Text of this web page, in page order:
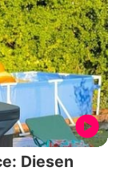
Diesen